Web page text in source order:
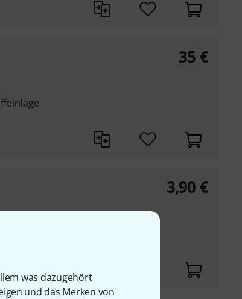
was dazugehört
und das Merken von
35 €
3,90 €